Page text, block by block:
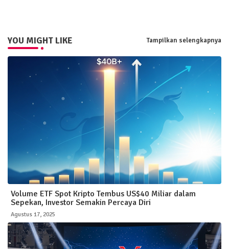
YOU MIGHT LIKE Tampilkan selengkapnya
Volume ETF Spot Kripto Tembus US$40 Miliar dalam
Sepekan, Investor Semakin Percaya Diri
Agustus 17, 2025